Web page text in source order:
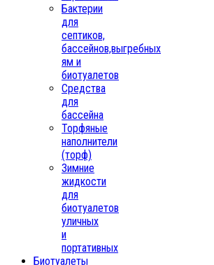
Бактерии
для
септиков,
бассейнов,выгребных
ям и
биотуалетов
Средства
для
бассейна
Торфяные
наполнители
(торф)
Зимние
жидкости
для
биотуалетов
уличных
и
портативных
Биотуалеты